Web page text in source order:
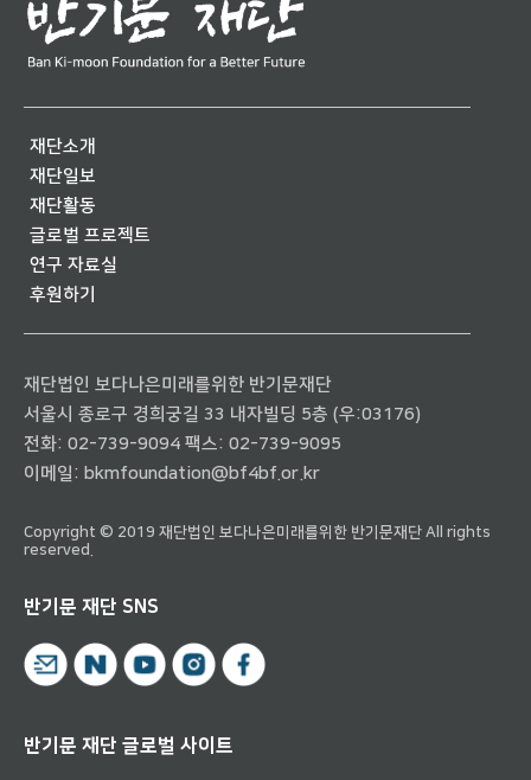
재단소개
재단일보
재단활동
글로벌 프로젝트
연구 자료실
후원하기
재단법인 보다나은미래를위한 반기문재단
서울시 종로구 경희궁길 33 내자빌딩 5층 (우:03176)
전화: 02-739-9094 팩스: 02-739-9095
이메일: bkmfoundation@bf4bf.or.kr
Copyright © 2019 재단법인 보다나은미래를위한 반기문재단 All rights
reserved.
반기문 재단 SNS
반기문 재단 글로벌 사이트